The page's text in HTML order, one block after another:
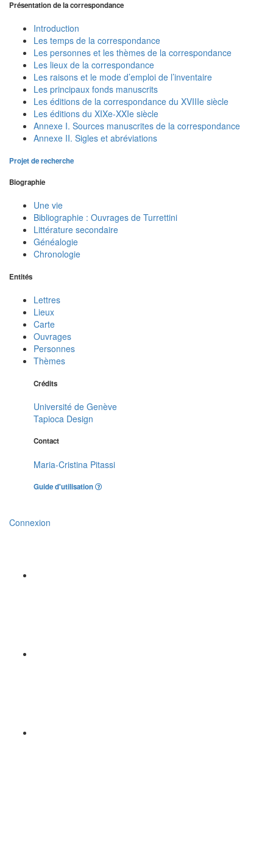
Présentation de la correspondance
Introduction
Les temps de la correspondance
Les personnes et les thèmes de la correspondance
Les lieux de la correspondance
Les raisons et le mode d’emploi de l’inventaire
Les principaux fonds manuscrits
Les éditions de la correspondance du XVIIIe siècle
Les éditions du XIXe-XXIe siècle
Annexe I. Sources manuscrites de la correspondance
Annexe II. Sigles et abréviations
Projet de recherche
Biographie
Une vie
Bibliographie : Ouvrages de Turrettini
Littérature secondaire
Généalogie
Chronologie
Entités
Lettres
Lieux
Carte
Ouvrages
Personnes
Thèmes
Crédits
Université de Genève
Tapioca Design
Contact
Maria-Cristina Pitassi
Guide d'utilisation
Connexion